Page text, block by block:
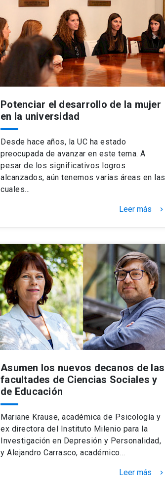
Potenciar el desarrollo de la mujer
en la universidad
Desde hace años, la UC ha estado
preocupada de avanzar en este tema. A
pesar de los significativos logros
alcanzados, aún tenemos varias áreas en las
cuales…
Leer más keyboard_arrow_right
Asumen los nuevos decanos de las
facultades de Ciencias Sociales y
de Educación
Mariane Krause, académica de Psicología y
ex directora del Instituto Milenio para la
Investigación en Depresión y Personalidad,
y Alejandro Carrasco, académico…
Leer más keyboard_arrow_right